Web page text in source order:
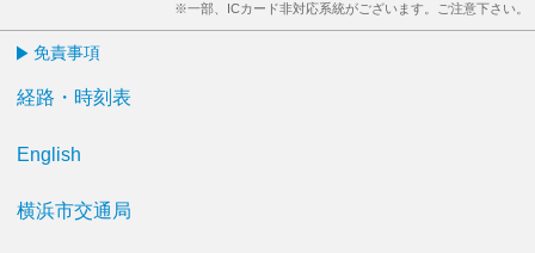
※一部、ICカード非対応系統がございます。ご注意下さい。
免責事項
経路・時刻表
English
横浜市交通局